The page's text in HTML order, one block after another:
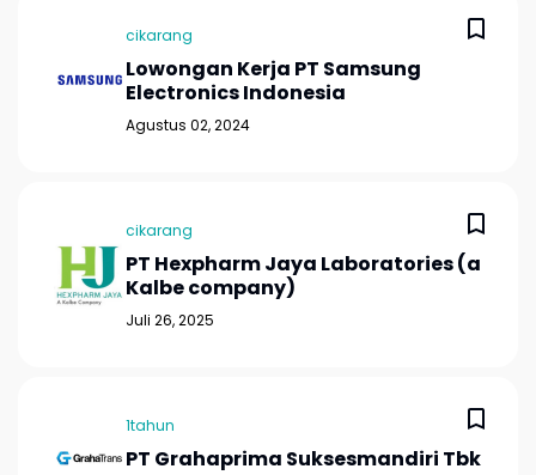
cikarang
Lowongan Kerja PT Samsung
Electronics Indonesia
Agustus 02, 2024
cikarang
PT Hexpharm Jaya Laboratories (a
Kalbe company)
Juli 26, 2025
1tahun
PT Grahaprima Suksesmandiri Tbk